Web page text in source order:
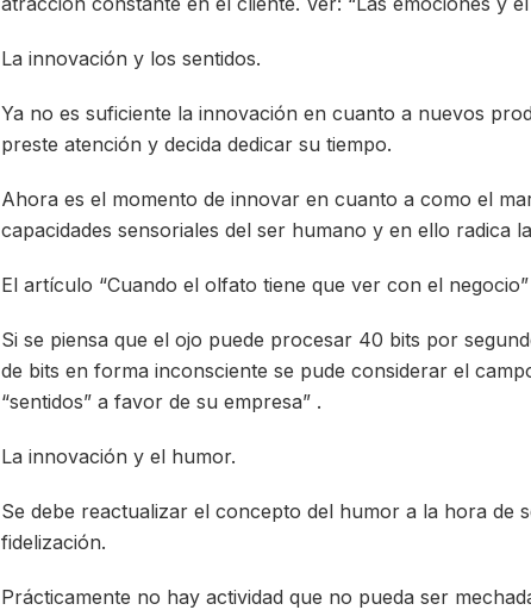
La innovación y los sentidos.
Ya no es suficiente la innovación en cuanto a nuevos
preste atención y decida dedicar su tiempo.
Ahora es el momento de innovar en cuanto a como el
capacidades sensoriales del ser humano y en ello radica
El artículo “Cuando el olfato tiene que ver con el
Si se piensa que el ojo puede procesar 40 bits por
de bits en forma inconsciente se pude considerar el
“sentidos” a favor de su empresa” .
La innovación y el humor.
Se debe reactualizar el concepto del humor a la hora de
fidelización.
Prácticamente no hay actividad que no pueda ser